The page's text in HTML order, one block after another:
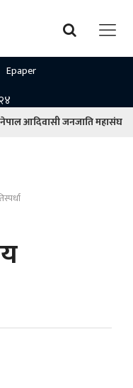
Epaper
आदिवासी जनजाति महासंघ